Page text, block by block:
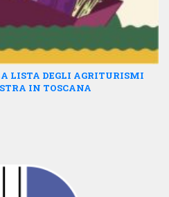
LISTA DEGLI AGRITURISMI
IN TOSCANA